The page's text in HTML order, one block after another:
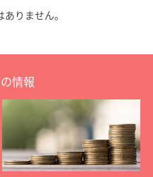
りません。
情報